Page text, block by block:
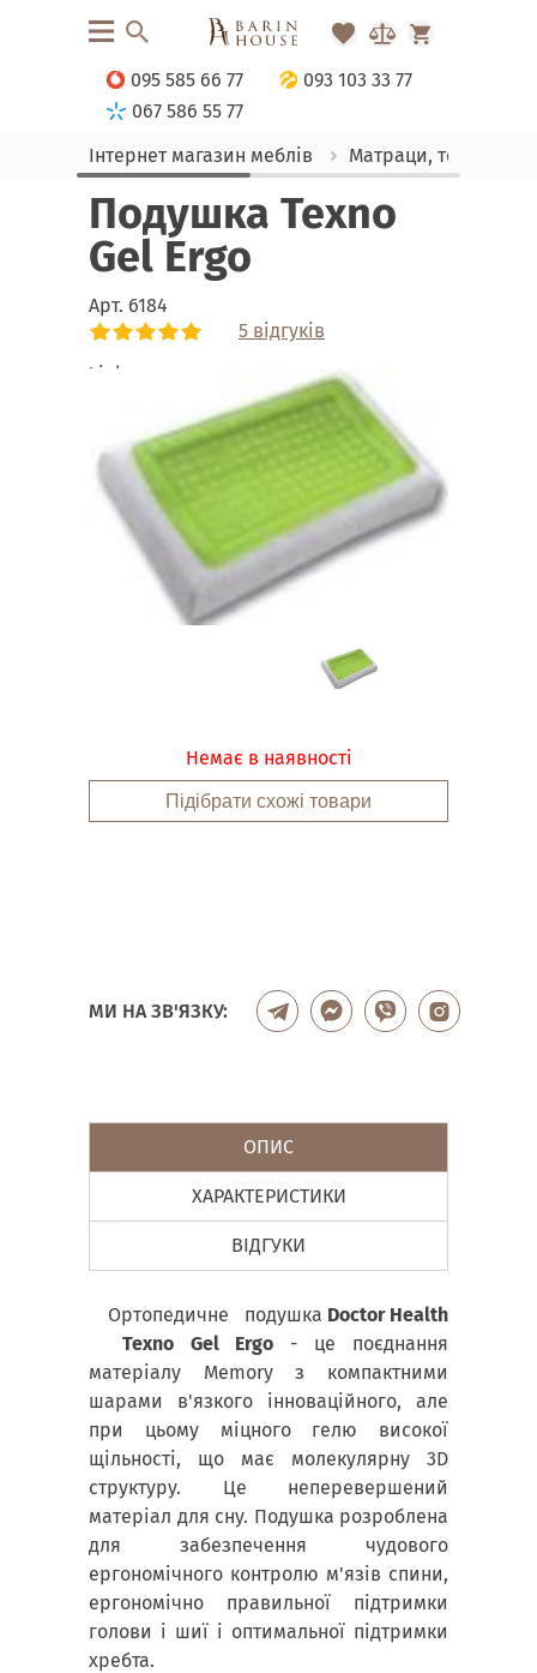
095 585 66 77
093 103 33 77
067 586 55 77
Інтернет магазин меблів
Матраци, текстиль
Подушка Texno
Gel Ergo
Арт. 6184
5 відгуків
Link
Немає в наявності
Підібрати схожі товари
МИ НА ЗВ'ЯЗКУ:
ОПИС
ХАРАКТЕРИСТИКИ
ВІДГУКИ
Ортопедичне подушка Doctor Health
Texno Gel Ergo - це поєднання
матеріалу Memory з компактними
шарами в'язкого інноваційного, але
при цьому міцного гелю високої
щільності, що має молекулярну 3D
структуру. Це неперевершений
матеріал для сну. Подушка розроблена
для забезпечення чудового
ергономічного контролю м'язів спини,
ергономічно правильної підтримки
голови і шиї і оптимальної підтримки
хребта.